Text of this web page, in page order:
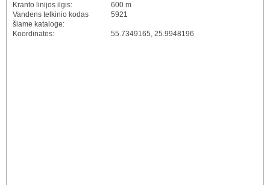
Kranto linijos ilgis:
600 m
Vandens telkinio kodas
šiame kataloge:
5921
Koordinatės: 55.7349165, 25.9948196